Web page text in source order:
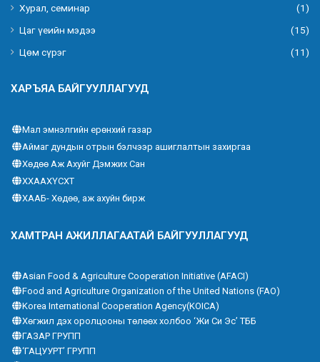
Хурал, семинар
(1)
Цаг үеийн мэдээ
(15)
Цөм сүрэг
(11)
ХАРЪЯА БАЙГУУЛЛАГУУД
Мал эмнэлгийн ерөнхий газар
Аймаг дундын отрын бэлчээр ашиглалтын захиргаа
Хөдөө Аж Ахуйг Дэмжих Сан
ХХААХҮСХТ
ХААБ- Хөдөө, аж ахуйн бирж
ХАМТРАН АЖИЛЛАГААТАЙ БАЙГУУЛЛАГУУД
Asian Food & Agriculture Cooperation Initiative (AFACI)
Food and Agriculture Organization of the United Nations (FAO)
Korea International Cooperation Agency(KOICA)
Хөгжил дэх оролцооны төлөөх холбоо ‘Жи Си Эс’ ТББ
ГАЗАР ГРУПП
‘ГАЦУУРТ’ ГРУПП